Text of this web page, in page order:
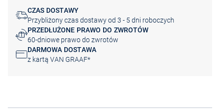
CZAS DOSTAWY
Przybliżony czas dostawy od 3 - 5 dni roboczych
PRZEDŁUŻONE PRAWO DO ZWROTÓW
60-dniowe prawo do zwrotów
DARMOWA DOSTAWA
z kartą VAN GRAAF*